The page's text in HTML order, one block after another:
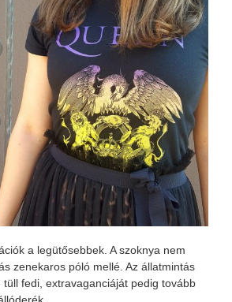
a legütősebbek. A szoknya nem
zenekaros póló mellé. Az állatmintás
fedi, extravaganciáját pedig tovább